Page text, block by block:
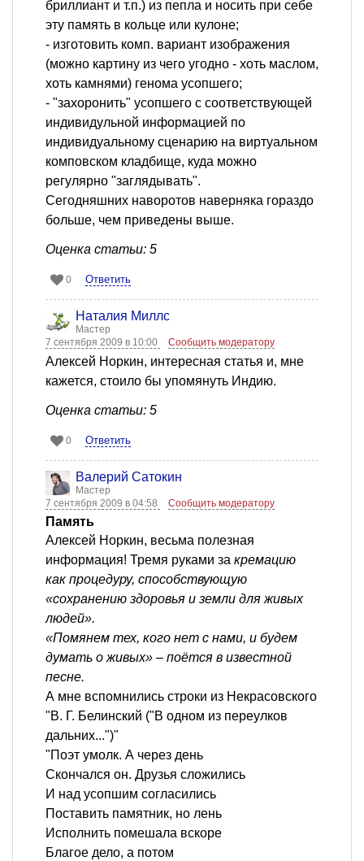
бриллиант и т.п.) из пепла и носить при себе
эту память в кольце или кулоне;
- изготовить комп. вариант изображения
(можно картину из чего угодно - хоть маслом,
хоть камнями) генома усопшего;
- "захоронить" усопшего с соответствующей
индивидульной информацией по
индивидуальному сценарию на виртуальном
комповском кладбище, куда можно
регулярно "заглядывать".
Сегодняшних наворотов наверняка гораздо
больше, чем приведены выше.
Оценка статьи: 5
0 Ответить
Наталия Миллс
Мастер
7 сентября 2009 в 10:00
Сообщить модератору
Алексей Норкин, интересная статья и, мне
кажется, стоило бы упомянуть Индию.
Оценка статьи: 5
0 Ответить
Валерий Сатокин
Мастер
7 сентября 2009 в 04:58
Сообщить модератору
Память
Алексей Норкин, весьма полезная
информация! Тремя руками за кремацию
как процедуру, способствующую
«сохранению здоровья и земли для живых
людей».
«Помянем тех, кого нет с нами, и будем
думать о живых» – поётся в известной
песне.
А мне вспомнились строки из Некрасовского
"В. Г. Белинский ("В одном из переулков
дальних...")"
"Поэт умолк. А через день
Скончался он. Друзья сложились
И над усопшим согласились
Поставить памятник, но лень
Исполнить помешала вскоре
Благое дело, а потом